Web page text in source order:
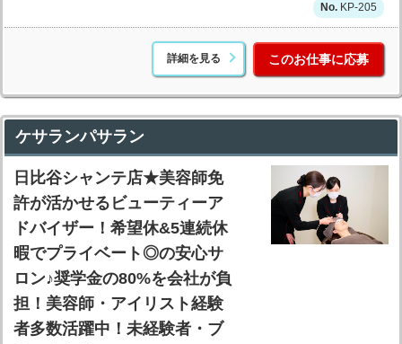
KP-205
詳細を見る このお仕事に応募
ケサランパサラン
日比谷シャンテ店★美容師免
許が活かせるビューティーア
ドバイザー！希望休&5連続休
暇でプライベート◎の安心サ
ロン♪奨学金の80%を会社が負
担！美容師・アイリスト経験
者多数活躍中！未経験者・ブ